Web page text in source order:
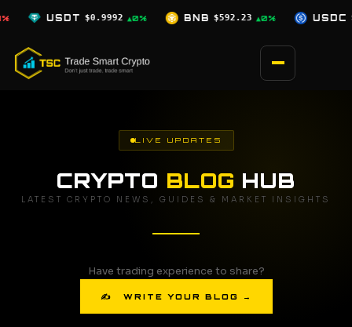
content
$0.9992 ▲0% BNB $592.23 ▲0% USDC $0.9996
LIVE UPDATES
CRYPTO BLOG HUB
LATEST CRYPTO NEWS, GUIDES & MARKET INSIGHTS
Have trading experience to share?
✍ WRITE YOUR BLOG →